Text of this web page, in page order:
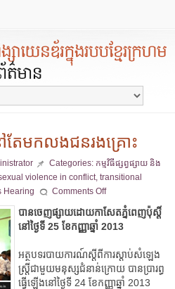
ៅតែមកលងជនរងគ្រោះ
Categories: កម្មវិធីផ្សព្វផ្សាយ និង
violence in conflict, transitional
Hearing Comments Off
បានចេញផ្សាយដោយកាសែតភ្នំពេញប៉ុស្តិ៍
នៅថ្ងៃទី 25 ខែកញ្ញាឆ្នាំ 2013
អត្ថបទរបាយការណ៍ស្តីពីការស្តាប់សំឡេង
ស្រី្តជាមួយមនុស្សជំនាន់ក្រោយ បានប្រារព្ធ
ធ្វើឡើងនៅថ្ងៃទី 24 ខែកញ្ញាឆ្នាំ 2013